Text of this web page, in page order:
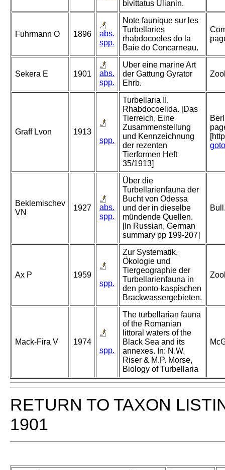
bivittatus Ulianin.
Fuhrmann O 1896
abs.
spp.
Note faunique sur les
Turbellaries
rhabdocoeles do la
Baie do Concarneau.
Sekera E 1901
abs.
spp.
Uber eine marine Art
der Gattung Gyrator
Ehrb.
Graff Lvon
1913
spp.
Turbellaria II.
Rhabdocoelida. [Das
Tierreich, Eine
Zusammenstellung
und Kennzeichnung
der rezenten
Tierformen Heft
35/1913]
goto
Beklemischev
VN
1927
abs.
spp.
Über die
Turbellarienfauna der
Bucht von Odessa
und der in dieselbe
mündende Quellen.
[In Russian, German
summary pp 199-207]
Ax P
1959
spp.
Zur Systematik,
Ökologie und
Tiergeographie der
Turbellarienfauna in
den ponto-kaspischen
Brackwassergebieten.
Mack-Fira V
1974
spp.
The turbellarian fauna
of the Romanian
littoral waters of the
Black Sea and its
annexes. In: N.W.
Riser & M.P. Morse,
Biology of Turbellaria
RETURN TO TAXON
1901